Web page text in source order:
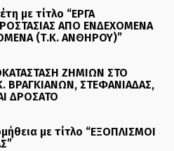
με τίτλο “ΕΡΓΑ
ΑΠΟ ΕΝΔΕΧΟΜΕΝΑ
(Τ.Κ. ΑΝΘΗΡΟΥ)”
ΖΗΜΙΩΝ ΣΤΟ
ΒΡΑΓΚΙΑΝΩΝ, ΣΤΕΦΑΝΙΑΔΑΣ,
ΔΡΟΣΑΤΟ
με τίτλο “ΕΞΟΠΛΙΣΜΟΙ